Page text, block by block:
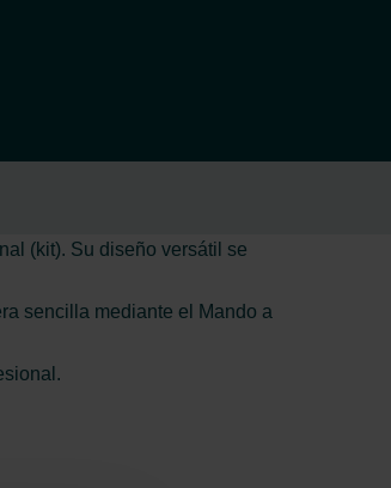
(kit). Su diseño versátil se
sencilla mediante el Mando a